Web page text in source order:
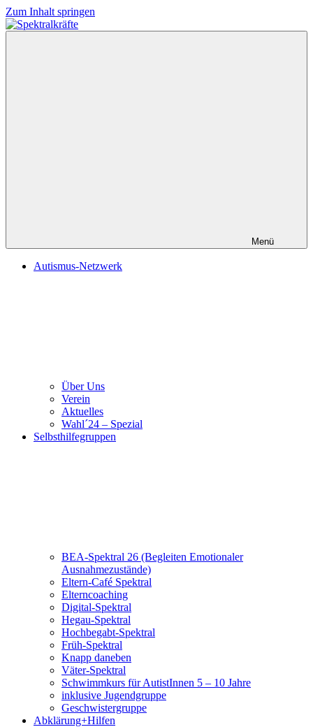
Zum Inhalt springen
Menü
Autismus-Netzwerk
Über Uns
Verein
Aktuelles
Wahl´24 – Spezial
Selbsthilfegruppen
BEA-Spektral 26 (Begleiten Emotionaler
Ausnahmezustände)
Eltern-Café Spektral
Elterncoaching
Digital-Spektral
Hegau-Spektral
Hochbegabt-Spektral
Früh-Spektral
Knapp daneben
Väter-Spektral
Schwimmkurs für AutistInnen 5 – 10 Jahre
inklusive Jugendgruppe
Geschwistergruppe
Abklärung+Hilfen